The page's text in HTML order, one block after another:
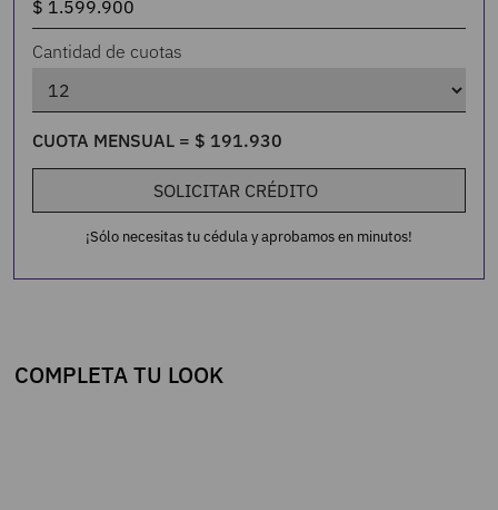
Cantidad de cuotas
CUOTA MENSUAL = $ 191.930
SOLICITAR CRÉDITO
¡Sólo necesitas tu cédula y aprobamos en minutos!
COMPLETA TU LOOK